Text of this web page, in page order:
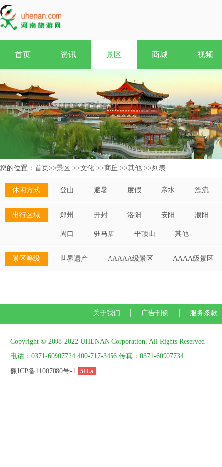
首页 资讯 景区 商城 视频
您的位置： 首页>>景区 >>文化 >>商丘 >>其他 >>列表
休闲方式 登山 避暑 度假 亲水 漂流
出行区域 郑州 开封 洛阳 安阳 濮阳
周口 驻马店 平顶山 其他
景区等级 世界遗产 AAAAA级景区 AAAA级景区
关于我们 广告刊例 服务条款
Copyright © 2008-2022 UHENAN Corporation, All Rights Reserved
电话：0371-60907724 400-717-3456 传真：0371-60907734
豫ICP备11007080号-1
51La